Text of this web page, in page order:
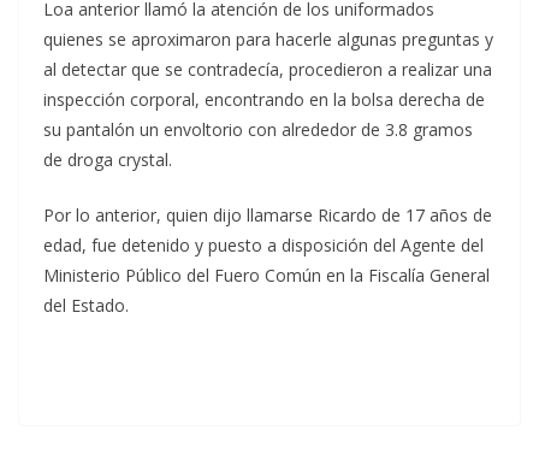
Loa anterior llamó la atención de los uniformados
quienes se aproximaron para hacerle algunas preguntas y
al detectar que se contradecía, procedieron a realizar una
inspección corporal, encontrando en la bolsa derecha de
su pantalón un envoltorio con alrededor de 3.8 gramos
de droga crystal.
Por lo anterior, quien dijo llamarse Ricardo de 17 años de
edad, fue detenido y puesto a disposición del Agente del
Ministerio Público del Fuero Común en la Fiscalía General
del Estado.